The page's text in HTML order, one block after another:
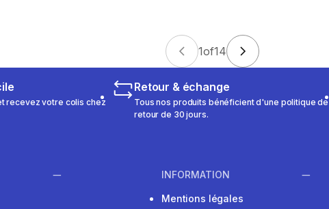
1of14
recevez votre colis chez
Retour & échange
Tous nos produits bénéficient d'une politique de
retour de 30 jours.
INFORMATION
Mentions légales